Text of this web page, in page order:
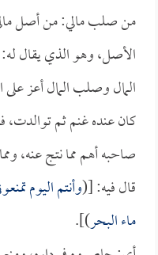
من صلب مالي: من أصل
الأصل، وهو الذي يقال
المال وصلب المال أعز على
كان عنده غنم ثم
صاحبه أهم مما نتج عنه،
قال فيه: [(وأنتم اليوم
ماء البحر)].